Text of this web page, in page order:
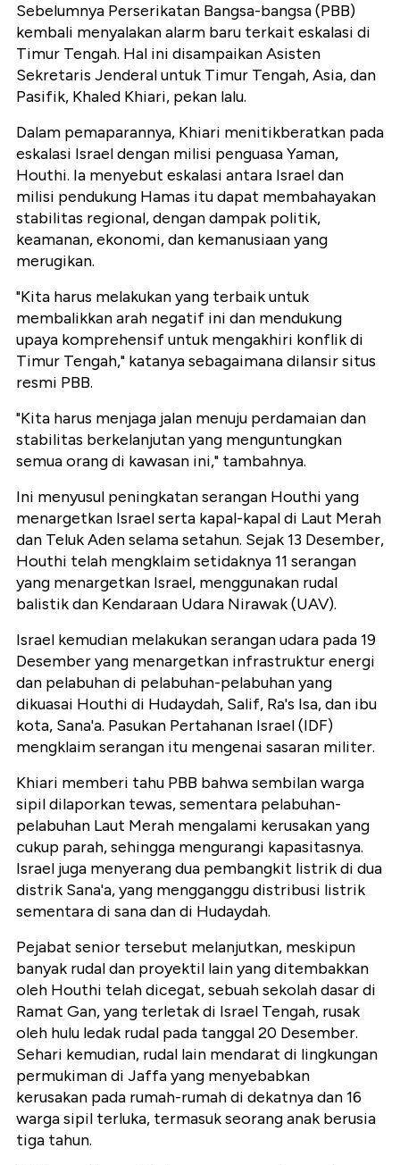
Sebelumnya Perserikatan Bangsa-bangsa (PBB)
kembali menyalakan alarm baru terkait eskalasi di
Timur Tengah. Hal ini disampaikan Asisten
Sekretaris Jenderal untuk Timur Tengah, Asia, dan
Pasifik, Khaled Khiari, pekan lalu.
Dalam pemaparannya, Khiari menitikberatkan pada
eskalasi Israel dengan milisi penguasa Yaman,
Houthi. Ia menyebut eskalasi antara Israel dan
milisi pendukung Hamas itu dapat membahayakan
stabilitas regional, dengan dampak politik,
keamanan, ekonomi, dan kemanusiaan yang
merugikan.
"Kita harus melakukan yang terbaik untuk
membalikkan arah negatif ini dan mendukung
upaya komprehensif untuk mengakhiri konflik di
Timur Tengah," katanya sebagaimana dilansir situs
resmi PBB.
"Kita harus menjaga jalan menuju perdamaian dan
stabilitas berkelanjutan yang menguntungkan
semua orang di kawasan ini," tambahnya.
Ini menyusul peningkatan serangan Houthi yang
menargetkan Israel serta kapal-kapal di Laut Merah
dan Teluk Aden selama setahun. Sejak 13 Desember,
Houthi telah mengklaim setidaknya 11 serangan
yang menargetkan Israel, menggunakan rudal
balistik dan Kendaraan Udara Nirawak (UAV).
Israel kemudian melakukan serangan udara pada 19
Desember yang menargetkan infrastruktur energi
dan pelabuhan di pelabuhan-pelabuhan yang
dikuasai Houthi di Hudaydah, Salif, Ra's Isa, dan ibu
kota, Sana'a. Pasukan Pertahanan Israel (IDF)
mengklaim serangan itu mengenai sasaran militer.
Khiari memberi tahu PBB bahwa sembilan warga
sipil dilaporkan tewas, sementara pelabuhan-
pelabuhan Laut Merah mengalami kerusakan yang
cukup parah, sehingga mengurangi kapasitasnya.
Israel juga menyerang dua pembangkit listrik di dua
distrik Sana'a, yang mengganggu distribusi listrik
sementara di sana dan di Hudaydah.
Pejabat senior tersebut melanjutkan, meskipun
banyak rudal dan proyektil lain yang ditembakkan
oleh Houthi telah dicegat, sebuah sekolah dasar di
Ramat Gan, yang terletak di Israel Tengah, rusak
oleh hulu ledak rudal pada tanggal 20 Desember.
Sehari kemudian, rudal lain mendarat di lingkungan
permukiman di Jaffa yang menyebabkan
kerusakan pada rumah-rumah di dekatnya dan 16
warga sipil terluka, termasuk seorang anak berusia
tiga tahun.